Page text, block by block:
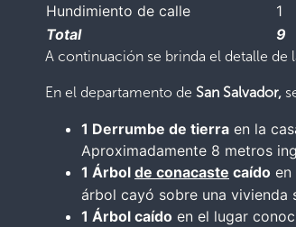
Hundimiento de calle
1
Total
9
A continuación se brinda el detalle de
En el departamento de San Salvador,
1 Derrumbe de tierra en la
Aproximadamente 8 metros
1 Árbol de conacaste caído
árbol cayó sobre una vivienda
1 Árbol caído en el lugar